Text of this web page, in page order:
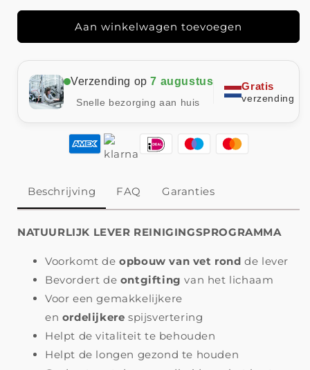
Aan winkelwagen toevoegen
Verzending op7 augustus
Snelle bezorging aan huis
Gratis
verzending
Beschrijving FAQ Garanties
NATUURLIJK LEVER REINIGINGSPROGRAMMA
Voorkomt de opbouw van vet rond de lever
Bevordert de ontgifting van het lichaam
Voor een gemakkelijkere
en ordelijkere spijsvertering
Helpt de vitaliteit te behouden
Helpt de longen gezond te houden